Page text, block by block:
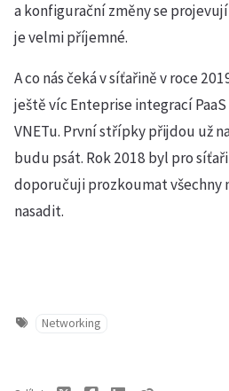
a konfigurační změny se
je velmi příjemné.
A co nás čeká v síťařině v roce
ještě víc Enteprise integrací
VNETu. První střípky přijdou už
budu psát. Rok 2018 byl pro
doporučuji prozkoumat všechny
nasadit.
Networking